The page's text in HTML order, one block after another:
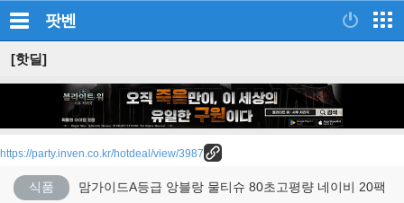
팟벤
[핫딜]
https://party.inven.co.kr/hotdeal/view/3987
식품 맘가이드A등급 앙블랑 물티슈 80초고평량 네이비 20팩